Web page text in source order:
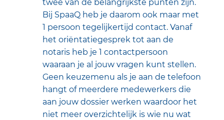
twee van de belangrijkste punten zijn.
Bij SpaaQ heb je daarom ook maar met
1 persoon tegelijkertijd contact. Vanaf
het oriëntatiegesprek tot aan de
notaris heb je 1 contactpersoon
waaraan je al jouw vragen kunt stellen.
Geen keuzemenu als je aan de telefoon
hangt of meerdere medewerkers die
aan jouw dossier werken waardoor het
niet meer overzichtelijk is wie nu wat